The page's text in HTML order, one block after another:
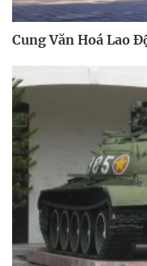
Cung Văn Hoá Lao